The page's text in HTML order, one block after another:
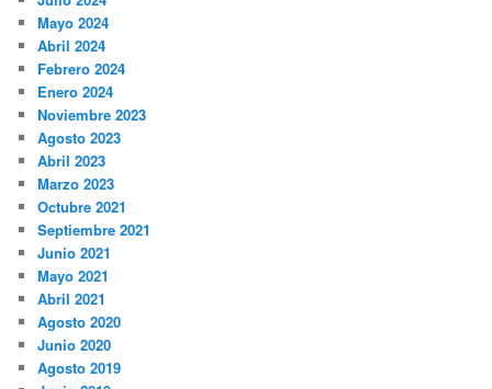
Mayo 2024
Abril 2024
Febrero 2024
Enero 2024
Noviembre 2023
Agosto 2023
Abril 2023
Marzo 2023
Octubre 2021
Septiembre 2021
Junio 2021
Mayo 2021
Abril 2021
Agosto 2020
Junio 2020
Agosto 2019